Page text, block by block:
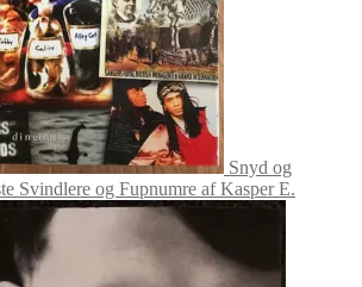
Snyd og
Svindlere og Fupnumre af Kasper E.